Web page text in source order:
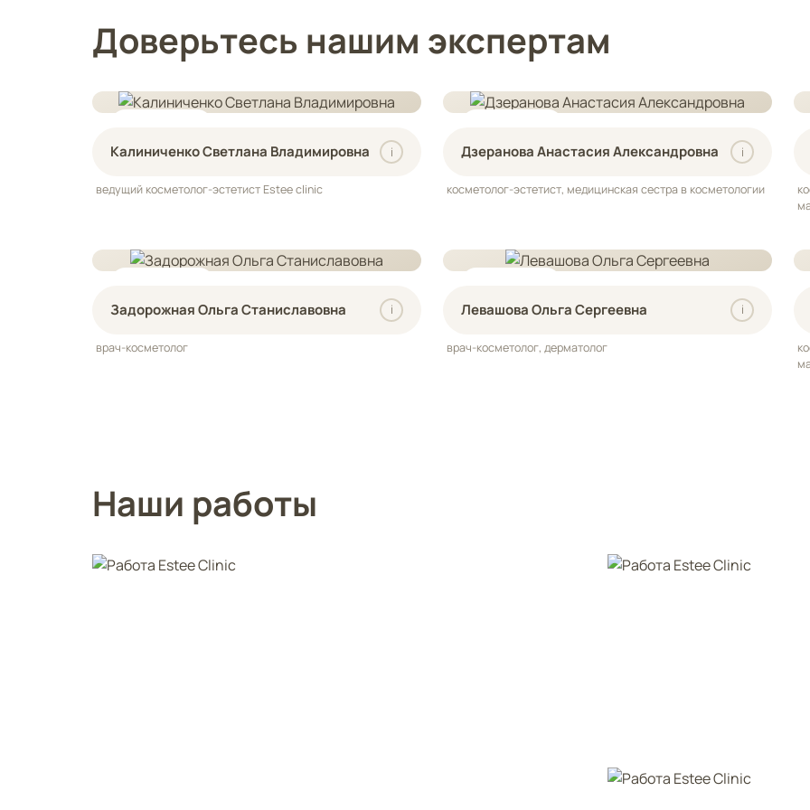
Доверьтесь нашим экспертам
Калиниченко Светлана Владимировна i
ведущий косметолог-эстетист Estee clinic
Дзеранова Анастасия Александровна i
косметолог-эстетист, медицинская сестра в косметологии
Задорожная Ольга Станиславовна i
врач-косметолог
Левашова Ольга Сергеевна i
врач-косметолог, дерматолог
Наши работы